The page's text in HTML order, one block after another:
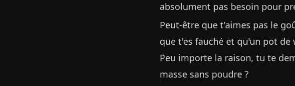
absolument pas besoin pour
Peut-être que t'aimes pas le
que t'es fauché et qu'un pot de
Peu importe la raison, tu te
masse sans poudre ?